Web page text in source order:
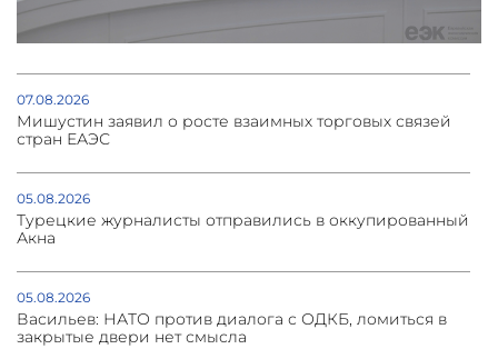
07.08.2026
Мишустин заявил о росте взаимных торговых связей
стран ЕАЭС
05.08.2026
Турецкие журналисты отправились в оккупированный
Акна
05.08.2026
Васильев: НАТО против диалога с ОДКБ, ломиться в
закрытые двери нет смысла